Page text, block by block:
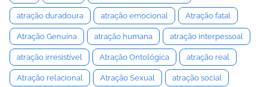
atração duradoura atração emocional Atração fatal
Atração Genuína atração humana atração interpessoal
atração irresistível Atração Ontológica atração real
Atração relacional Atração Sexual atração social